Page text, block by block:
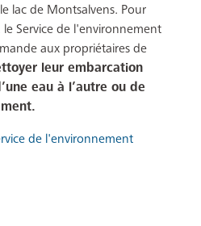
lac de Montsalvens. Pour
Service de l'environnement
aux propriétaires de
leur embarcation
eau à l’autre ou de
de l'environnement